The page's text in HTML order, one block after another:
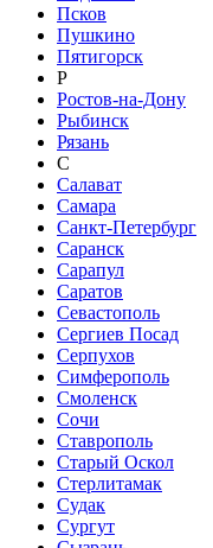
Псков
Пушкино
Пятигорск
Р
Ростов-на-Дону
Рыбинск
Рязань
С
Салават
Самара
Санкт-Петербург
Саранск
Сарапул
Саратов
Севастополь
Сергиев Посад
Серпухов
Симферополь
Смоленск
Сочи
Ставрополь
Старый Оскол
Стерлитамак
Судак
Сургут